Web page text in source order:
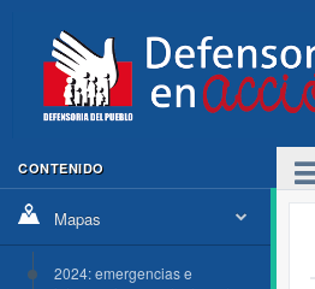
CONTENIDO
Mapas
2024: emergencias e